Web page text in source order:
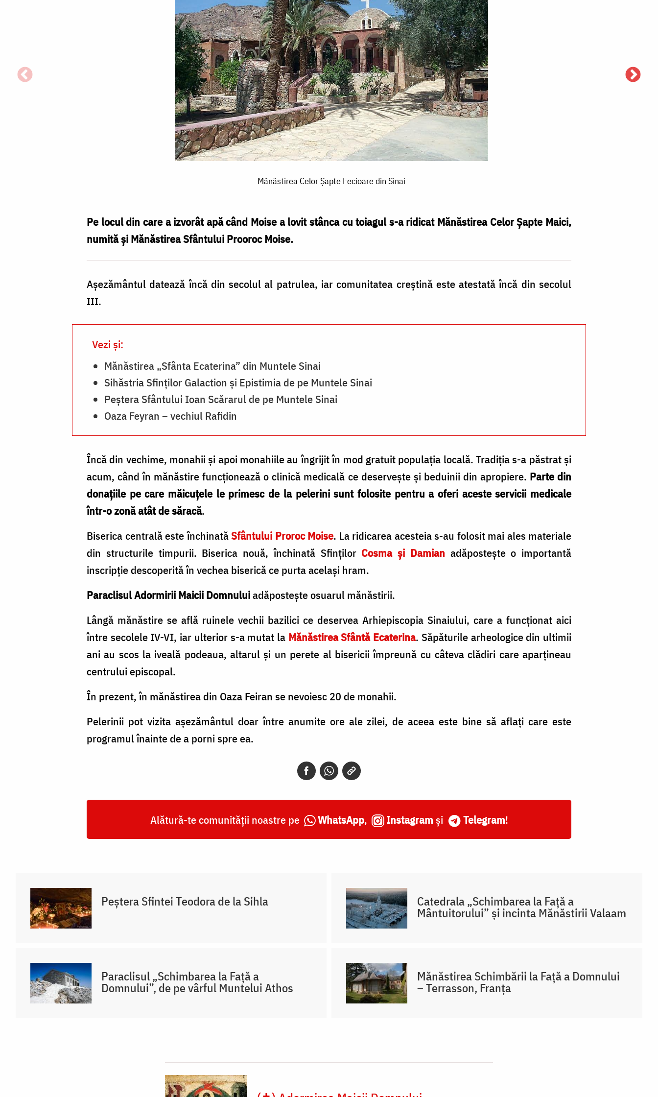
Mănăstirea Celor Șapte Fecioare din Sinai
Pe locul din care a izvorât apă când Moise a lovit stânca cu toiagul s-a ridicat Mănăstirea Celor Şapte Maici,
numită şi Mănăstirea Sfântului Prooroc Moise.
Aşezământul datează încă din secolul al patrulea, iar comunitatea creştină este atestată încă din secolul
III.
Vezi și:
Mănăstirea „Sfânta Ecaterina” din Muntele Sinai
Sihăstria Sfinților Galaction și Epistimia de pe Muntele Sinai
Peștera Sfântului Ioan Scărarul de pe Muntele Sinai
Oaza Feyran – vechiul Rafidin
Încă din vechime, monahii şi apoi monahiile au îngrijit în mod gratuit populaţia locală. Tradiţia s-a păstrat şi
acum, când în mănăstire funcţionează o clinică medicală ce deserveşte şi beduinii din apropiere. Parte din
donaţiile pe care măicuţele le primesc de la pelerini sunt folosite pentru a oferi aceste servicii medicale
într-o zonă atât de săracă.
Biserica centrală este închinatăSfântului Proroc Moise. La ridicarea acesteia s-au folosit mai ales materiale
din structurile timpurii. Biserica nouă, închinată Sfinţilor Cosma şi Damian adăposteşte o importantă
inscripţie descoperită în vechea biserică ce purta acelaşi hram.
Paraclisul Adormirii Maicii Domnuluiadăposteşte osuarul mănăstirii.
Lângă mănăstire se află ruinele vechii bazilici ce deservea Arhiepiscopia Sinaiului, care a funcţionat aici
între secolele IV-VI, iar ulterior s-a mutat la Mănăstirea Sfântă Ecaterina. Săpăturile arheologice din ultimii
ani au scos la iveală podeaua, altarul şi un perete al bisericii împreună cu câteva clădiri care aparţineau
centrului episcopal.
În prezent, în mănăstirea din Oaza Feiran se nevoiesc 20 de monahii.
Pelerinii pot vizita aşezământul doar între anumite ore ale zilei, de aceea este bine să aflaţi care este
programul înainte de a porni spre ea.
Alătură-te comunității noastre pe WhatsApp, Instagram și Telegram!
Peștera Sfintei Teodora de la Sihla Catedrala „Schimbarea la Față a
Mântuitorului” și incinta Mănăstirii Valaam
Paraclisul „Schimbarea la Față a
Domnului”, de pe vârful Muntelui Athos
Mănăstirea Schimbării la Față a Domnului
– Terrasson, Franţa